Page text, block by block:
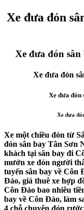
Xe đưa đón
Xe đưa đón
Xe đưa đón
Xe đưa đón
Xe đưa
Xe một chiều đón từ
đón sân bay Tân Sơn
khách tại sân bay đi
mướn xe đón người
tuyến sân bay về Côn
Đảo, giá thuê xe hợp
Côn Đảo bao nhiêu
bay về Côn Đảo, làm